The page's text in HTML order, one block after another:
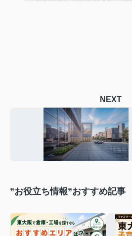
NEXT
”お役立ち情報”おすすめ記事